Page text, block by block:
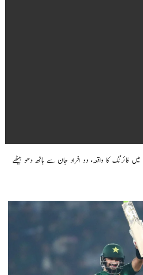
فائرنگ کا واقعہ، دو افراد جان سے ہاتھ دھو بیٹھے